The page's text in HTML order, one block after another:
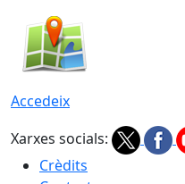
Accedeix
Xarxes socials:
Crèdits